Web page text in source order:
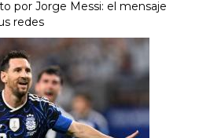
por Jorge Messi: el mensaje
redes